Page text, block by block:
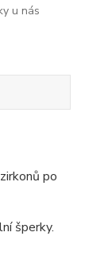
u nás
po
šperky.